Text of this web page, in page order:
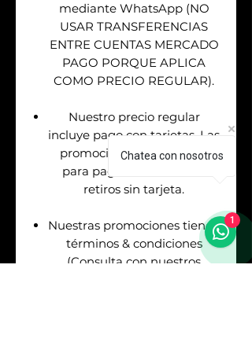
mediante WhatsApp (NO
USAR TRANSFERENCIAS
ENTRE CUENTAS MERCADO
PAGO PORQUE APLICA
COMO PRECIO REGULAR).
Nuestro precio regular
incluye pago con tarjetas. Las
promociones aplican solo
para pagos en efectivo &
retiros sin tarjeta.
Nuestras promociones tienen
términos & condiciones
(Consulta con nuestros
Chatea con nosotros
1